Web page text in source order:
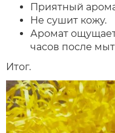
Приятный
Не сушит кожу.
Аромат
часов после
Итог.